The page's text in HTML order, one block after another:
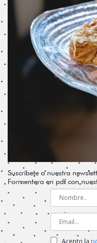
Suscríbete a nuestra
Formentera en pdf con
Acepto la